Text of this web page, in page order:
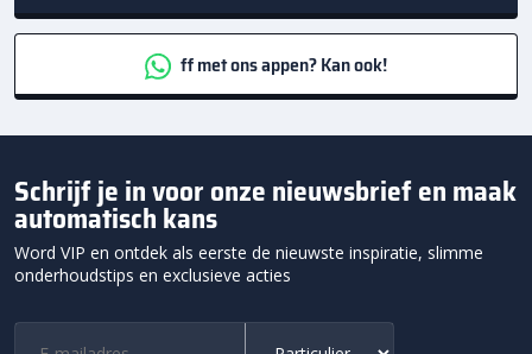
ff met ons appen? Kan ook!
Schrijf je in voor onze nieuwsbrief en maak
automatisch kans
Word VIP en ontdek als eerste de nieuwste inspiratie, slimme
onderhoudstips en exclusieve acties